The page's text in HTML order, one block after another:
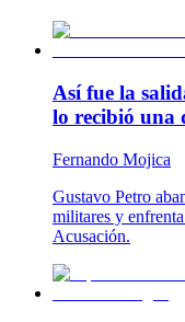
Así fue la
lo recibió una
Fernando Mojica
Gustavo Petro
militares y
Acusación.